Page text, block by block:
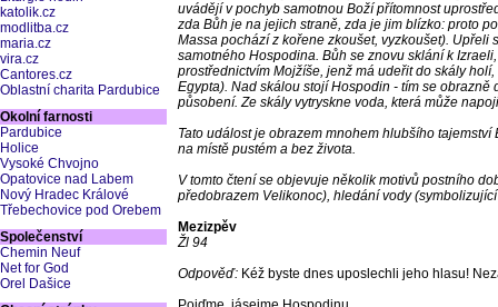
katolik.cz
modlitba.cz
maria.cz
vira.cz
Cantores.cz
Oblastní charita Pardubice
Okolní farnosti
Pardubice
Holice
Vysoké Chvojno
Opatovice nad Labem
Nový Hradec Králové
Třebechovice pod Orebem
Společenství
Chemin Neuf
Net for God
Orel Dašice
uvádějí v pochyb samotnou Boží přítomnost
zda Bůh je na jejich straně, zda je jim blízko: proto
Massa pochází z kořene zkoušet, vyzkoušet).
samotného Hospodina. Bůh se znovu sklání k
prostřednictvím Mojžíše, jenž má udeřit do skály
Egypta). Nad skálou stojí Hospodin - tím se
působení. Ze skály vytryskne voda, která může
Tato událost je obrazem mnohem hlubšího
na místě pustém a bez života.
V tomto čtení se objevuje několik motivů postního
předobrazem Velikonoc), hledání vody
Mezizpěv
Žl 94
Odpověď: Kéž byste dnes uposlechli jeho hlasu!